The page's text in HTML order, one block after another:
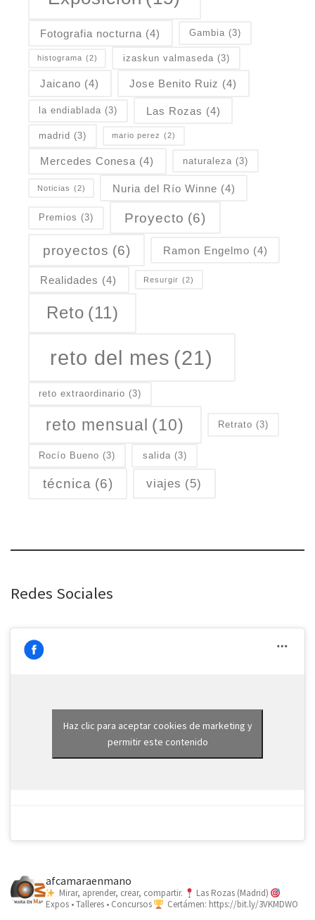
Fotografia nocturna (4) Gambia (3)
histograma (2) izaskun valmaseda (3)
Jaicano (4) Jose Benito Ruiz (4)
la endiablada (3) Las Rozas (4)
madrid (3) mario perez (2)
Mercedes Conesa (4) naturaleza (3)
Noticias (2) Nuria del Río Winne (4)
Premios (3) Proyecto (6)
proyectos (6) Ramon Engelmo (4)
Realidades (4) Resurgir (2)
Reto (11)
reto del mes (21)
reto extraordinario (3)
reto mensual (10) Retrato (3)
Rocío Bueno (3) salida (3)
técnica (6) viajes (5)
Redes Sociales
Haz clic para aceptar cookies de marketing y
permitir este contenido
afcamaraenmano
Mirar, aprender, crear, compartir.
Las Rozas (Madrid)
Expos • Talleres • Concursos
Certámen: https://bit.ly/3VKMDWO